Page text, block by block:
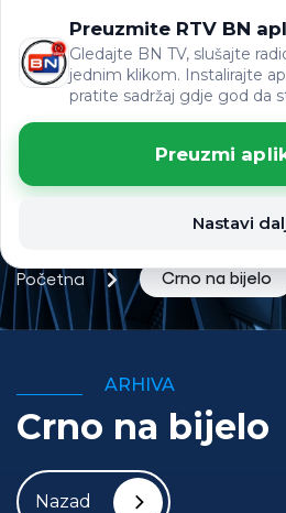
VIJESTI
Preuzmite RTV BN
Gledajte BN TV, slušajte
jednim klikom. Instalirajte
pratite sadržaj gdje god da
Preuzmi
Nastavi
Početna Crno na bijelo
ARHIVA
Crno na bijelo
Nazad